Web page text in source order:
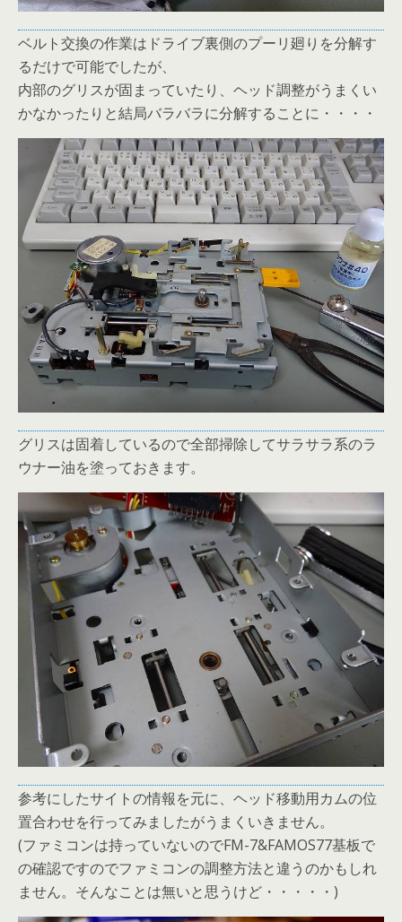
ベルト交換の作業はドライブ裏側のプーリ廻りを分解す
るだけで可能でしたが、
内部のグリスが固まっていたり、ヘッド調整がうまくい
かなかったりと結局バラバラに分解することに・・・・
グリスは固着しているので全部掃除してサラサラ系のラ
ウナー油を塗っておきます。
参考にしたサイトの情報を元に、ヘッド移動用カムの位
置合わせを行ってみましたがうまくいきません。
(ファミコンは持っていないのでFM-7&FAMOS77基板で
の確認ですのでファミコンの調整方法と違うのかもしれ
ません。そんなことは無いと思うけど・・・・・)